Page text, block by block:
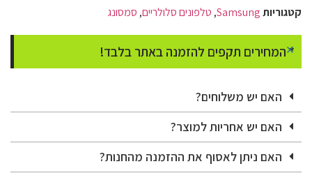
קטגוריותSamsung
, טלפונים סלולריים, סמסונג
* המחירים תקפים להזמנה באתר בלבד!
×
האם יש משלוחים?
האם יש אחריות למוצר?
האם ניתן לאסוף את ההזמנה מהחנות?